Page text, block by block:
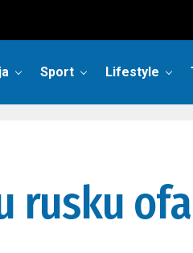
Sport Lifestyle
rusku